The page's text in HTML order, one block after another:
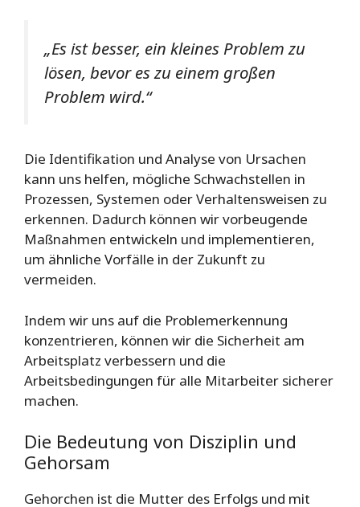
„Es ist besser, ein kleines Problem zu
lösen, bevor es zu einem großen
Problem wird.“
Die Identifikation und Analyse von Ursachen
kann uns helfen, mögliche Schwachstellen in
Prozessen, Systemen oder Verhaltensweisen zu
erkennen. Dadurch können wir vorbeugende
Maßnahmen entwickeln und implementieren,
um ähnliche Vorfälle in der Zukunft zu
vermeiden.
Indem wir uns auf die Problemerkennung
konzentrieren, können wir die Sicherheit am
Arbeitsplatz verbessern und die
Arbeitsbedingungen für alle Mitarbeiter sicherer
machen.
Die Bedeutung von Disziplin und
Gehorsam
Gehorchen ist die Mutter des Erfolgs und mit